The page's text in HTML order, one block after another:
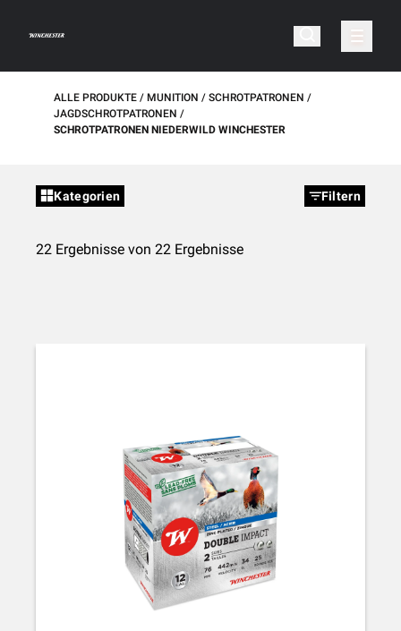
ALLE PRODUKTE MUNITION
SCHROTPATRONEN
JAGDSCHROTPATRONEN
SCHROTPATRONEN NIEDERWILD WINCHESTER
Kategorien Filtern
22 Ergebnisse von 22 Ergebnisse